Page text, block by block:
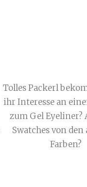
Tolles Packerl
ihr Interesse an
zum Gel Eyeliner?
Swatches von den
Farben?